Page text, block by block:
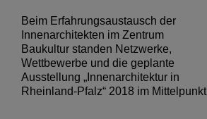
Beim Erfahrungsaustausch der
Innenarchitekten im Zentrum
Baukultur standen Netzwerke,
Wettbewerbe und die geplante
Ausstellung „Innenarchitektur in
Rheinland-Pfalz“ 2018 im Mittelpunkt